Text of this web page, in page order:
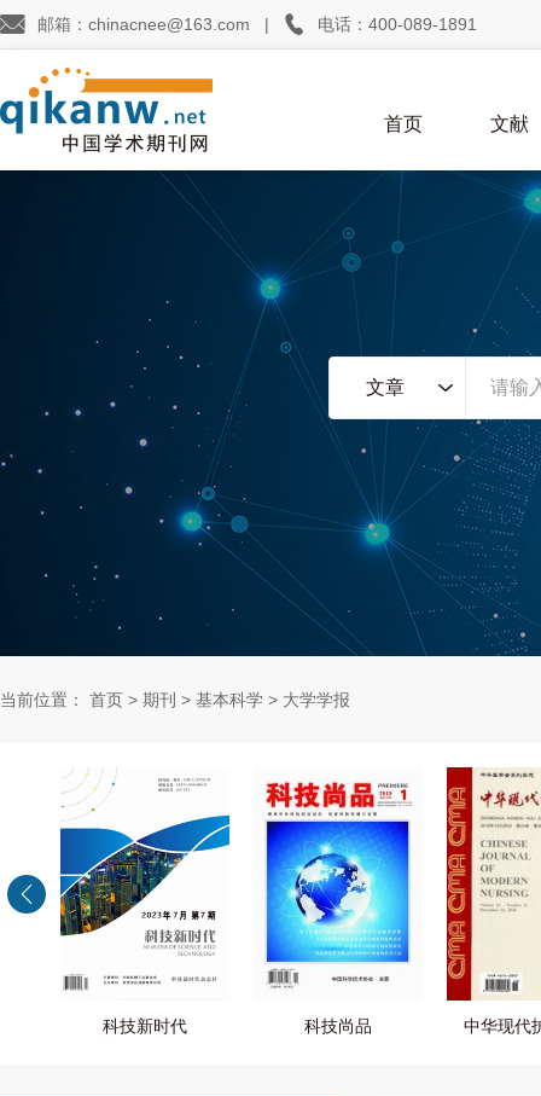
 邮箱：chinacnee@163.com |  电话：400-089-1891
首页 文献
当前位置： 首页 > 期刊 > 基本科学 > 大学学报
科技新时代 科技尚品 中华现代